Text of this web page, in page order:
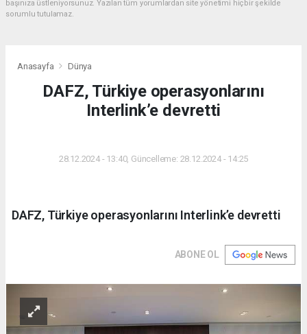
başınıza üstleniyorsunuz. Yazılan tüm yorumlardan site yönetimi hiçbir şekilde
sorumlu tutulamaz.
Anasayfa Dünya
DAFZ, Türkiye operasyonlarını
Interlink’e devretti
28.12.2024 - 13:40, Güncelleme: 28.12.2024 - 14:25
DAFZ, Türkiye operasyonlarını Interlink’e devretti
ABONE OL